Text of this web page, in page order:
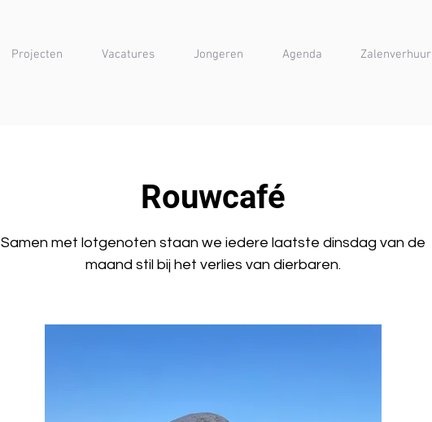
Projecten Vacatures Jongeren Agenda Zalenverhuur
Rouwcafé
Samen met lotgenoten staan we iedere laatste dinsdag van de
maand stil bij het verlies van dierbaren.